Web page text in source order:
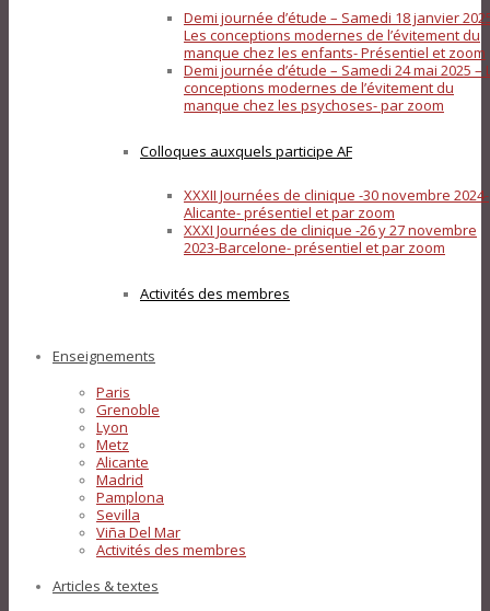
Demi journée d’étude – Samedi 18 janvier
Les conceptions modernes de l’évitement du
manque chez les enfants- Présentiel et zoom
Demi journée d’étude – Samedi 24 mai 2025 –
conceptions modernes de l’évitement du
manque chez les psychoses- par zoom
Colloques auxquels participe AF
XXXII Journées de clinique -30 novembre 2024-
Alicante- présentiel et par zoom
XXXI Journées de clinique -26 y 27 novembre
2023-Barcelone- présentiel et par zoom
Activités des membres
Enseignements
Paris
Grenoble
Lyon
Metz
Alicante
Madrid
Pamplona
Sevilla
Viña Del Mar
Activités des membres
Articles & textes